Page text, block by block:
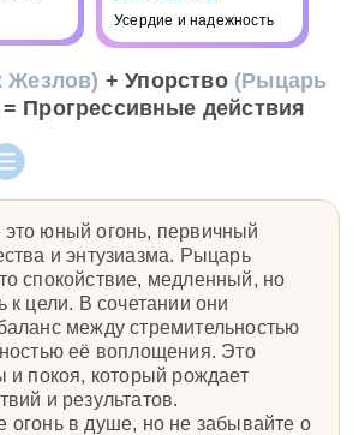
Усердие и надежность
Жезлов) + Упорство (Рыцарь
= Прогрессивные действия
юный огонь, первичный
и энтузиазма. Рыцарь
спокойствие, медленный, но
к цели. В сочетании они
между стремительностью
её воплощения. Это
и покоя, который рождает
и результатов.
огонь в душе, но не забывайте о